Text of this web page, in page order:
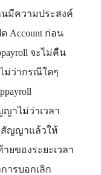
มีความประสงค์
Account ก่อน
จะไม่คืน
ม่ว่ากรณีใดๆ
ญาไม่ว่าเวลา
สัญญาแล้วให้
ยของระยะเวลา
ารบอกเลิก